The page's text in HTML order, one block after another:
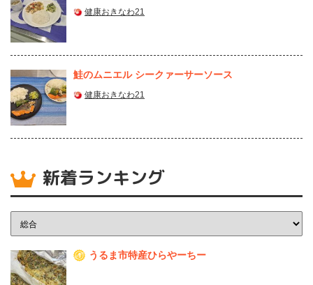
健康おきなわ21
鮭のムニエル シークァーサーソース
健康おきなわ21
新着ランキング
1 うるま市特産ひらやーちー